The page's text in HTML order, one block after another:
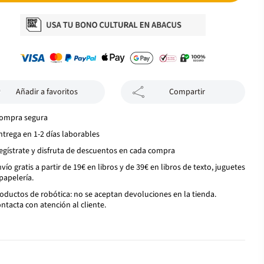
Añadir a favoritos Compartir
segura
en 1-2 días laborables
y disfruta de descuentos en cada compra
gratis a partir de 19€ en libros y de 39€ en libros de texto, juguetes
de robótica: no se aceptan devoluciones en la tienda.
con atención al cliente.